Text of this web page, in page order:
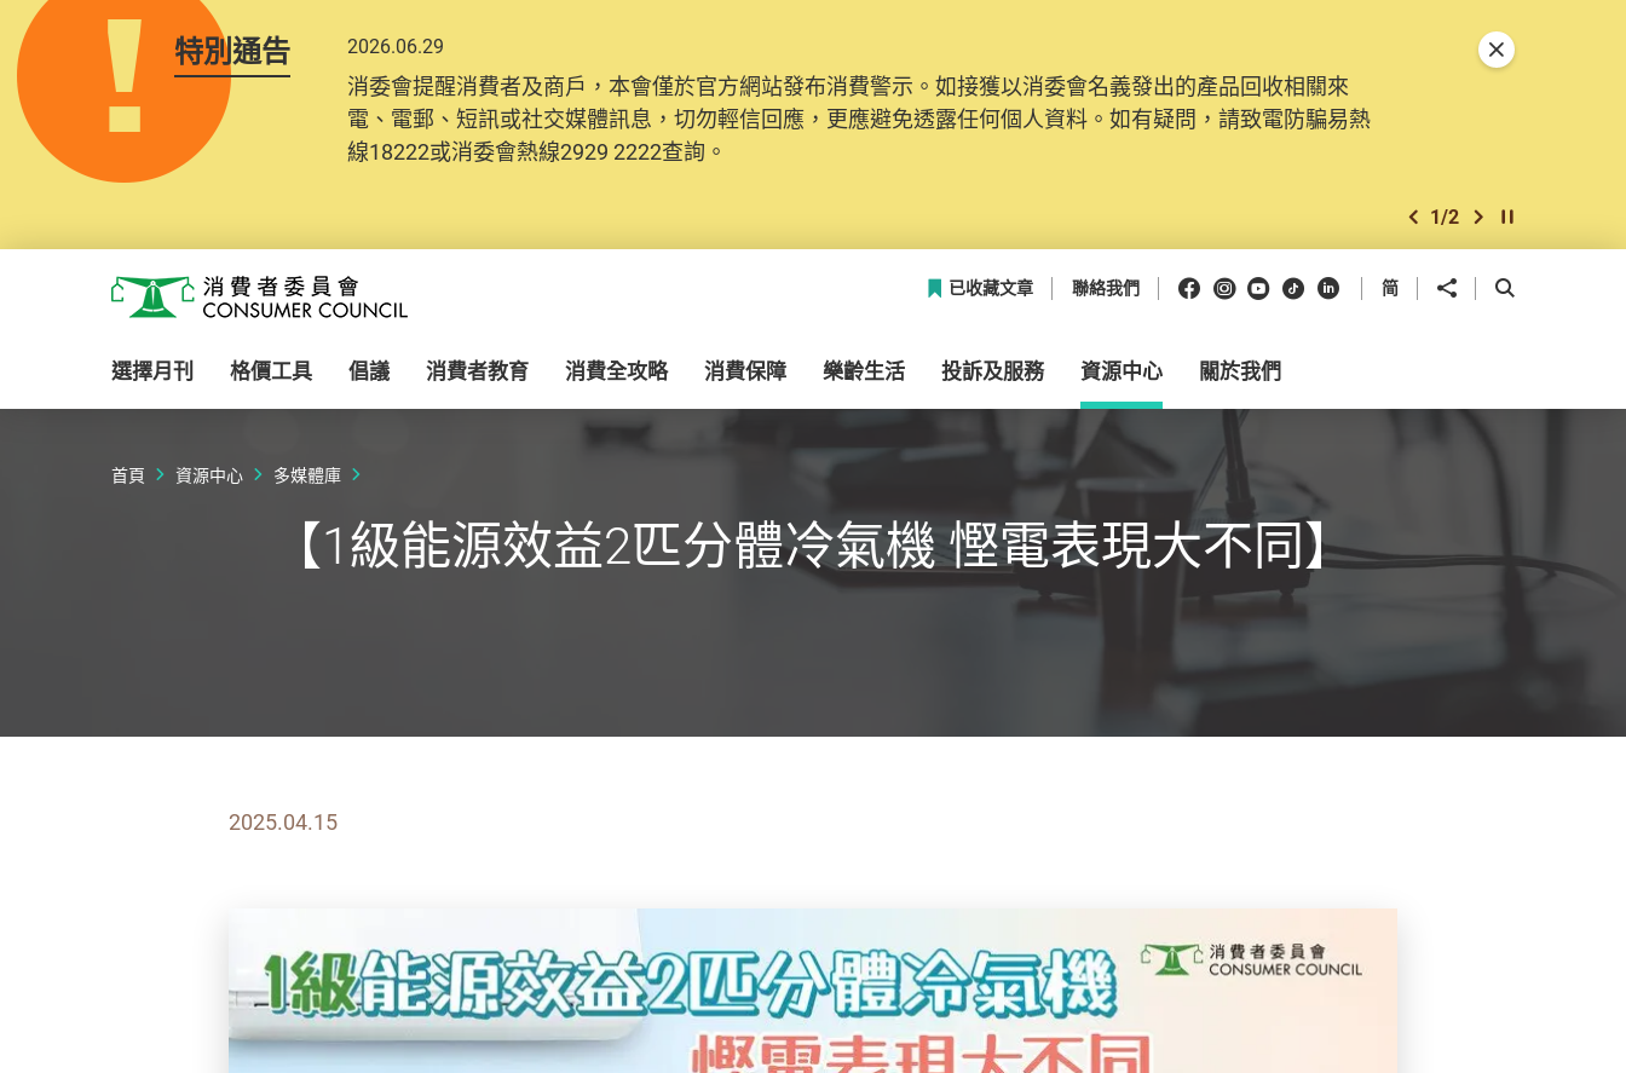
特別通告 2026.06.29
消委會提醒消費者及商戶，本會僅於官方網站發布消費警示。如接獲以消委會名義發出的產品回收相關來
電、電郵、短訊或社交媒體訊息，切勿輕信回應，更應避免透露任何個人資料。如有疑問，請致電防騙易熱
線18222或消委會熱線2929 2222查詢。
上一個
1/2 下一個開始/暫停幻燈
關閉特別通告
消費者委員會
已收藏文章 聯絡我們 Facebook
Instagram
Youtube
抖音領英 简 分享到 開啟搜尋框
選擇月刊 格價工具 倡議 消費者教育 消費全攻略 消費保障 樂齡生活 投訴及服務 資源中心 關於我們
首頁 資源中心 多媒體庫
【1級能源效益2匹分體冷氣機 慳電表現大不同】
2025.04.15